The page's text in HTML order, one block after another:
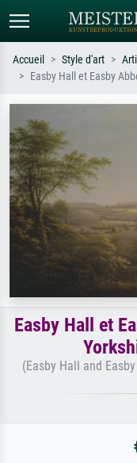
Recherchez par artiste, titre
ex. Monet, Nuit étoilée,
impressionnisme, vague de
nu.
Accueil Style d'art
Easby Hall et Easby
Easby Hall et
(Easby Hall and